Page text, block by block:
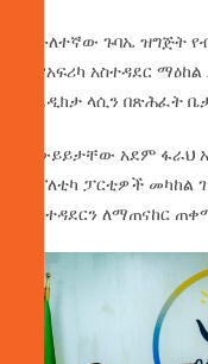
ለሁለተኛው ጉባኤ ዝግጅት
፣ የአፍሪካ አስተዳደር
ቤኔዲክታ ላሲን በጽሕፈት
በውይይታቸው አደም ፋራህ
በፖለቲካ ፓርቲዎች መካከል
አስተዳደርን ለማጠናከር